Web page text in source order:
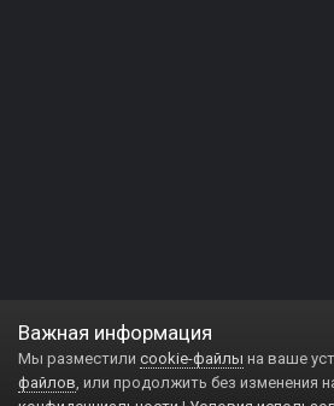
Важная информация
Мы разместили cookie-файлы на ваше
файлов, или продолжить без изменения